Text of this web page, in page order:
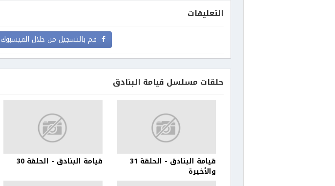
التعليقات
قم بالتسجيل من خلال الفيسبوك
حلقات مسلسل قيامة البنادق
قيامة البنادق - الحلقة 31
والأخيرة
قيامة البنادق - الحلقة 30